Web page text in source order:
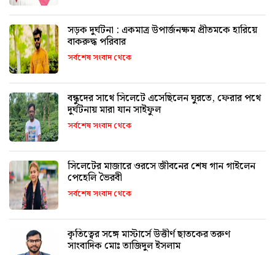
সড়ক দুর্ঘটনা : একমাত্র উপার্জনক্ষম প্রীতমকে হারিয়ে
বাকরুদ্ধ পরিবার
সর্বশেষ সংবাদ থেকে
বন্ধুদের সাথে সিলেটে এসেছিলেন ঘুরতে, ফেরার পথে
দুর্ঘটনায় মারা যান সাইফুল
সর্বশেষ সংবাদ থেকে
সিলেটের মাজারে ওরসে জীবনের শেষ গান গাইলেন
পেহেলি ভৈরবী
সর্বশেষ সংবাদ থেকে
কৃতিত্বের সঙ্গে মাস্টার্সে উত্তীর্ণ ছাতকের তরুণ
সাংবাদিক মোঃ তাজিদুল ইসলাম